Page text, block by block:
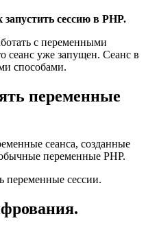
сессию в PHP.
с переменными
сеанс уже запущен. Сеанс в
способами.
переменные
сеанса, созданные
переменные PHP.
переменные сессии.